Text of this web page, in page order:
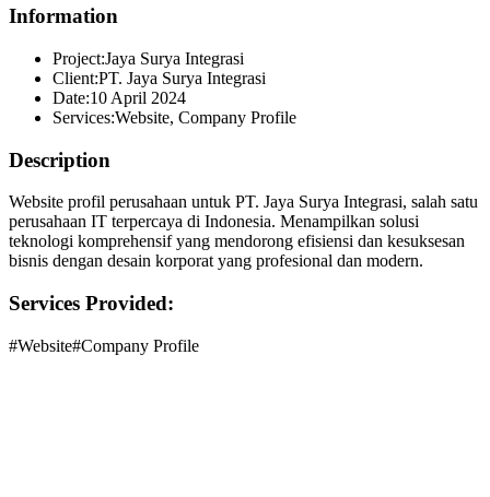
Information
Project:Jaya Surya Integrasi
Client:PT. Jaya Surya Integrasi
Date:10 April 2024
Services:Website, Company Profile
Description
Website profil perusahaan untuk PT. Jaya Surya Integrasi, salah satu
perusahaan IT terpercaya di Indonesia. Menampilkan solusi
teknologi komprehensif yang mendorong efisiensi dan kesuksesan
bisnis dengan desain korporat yang profesional dan modern.
Services Provided:
#Website#Company Profile